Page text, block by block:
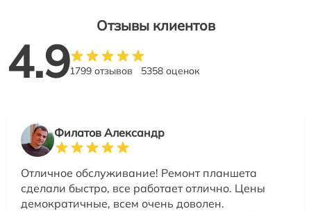
Отзывы клиентов
4.91799 отзывов 5358 оценок
Филатов Александр
Отличное обслуживание! Ремонт планшета
сделали быстро, все работает отлично. Цены
демократичные, всем очень доволен.